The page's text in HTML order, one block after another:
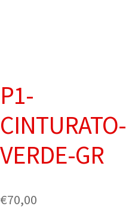
P1-
CINTURATO-
VERDE-GR
€70,00